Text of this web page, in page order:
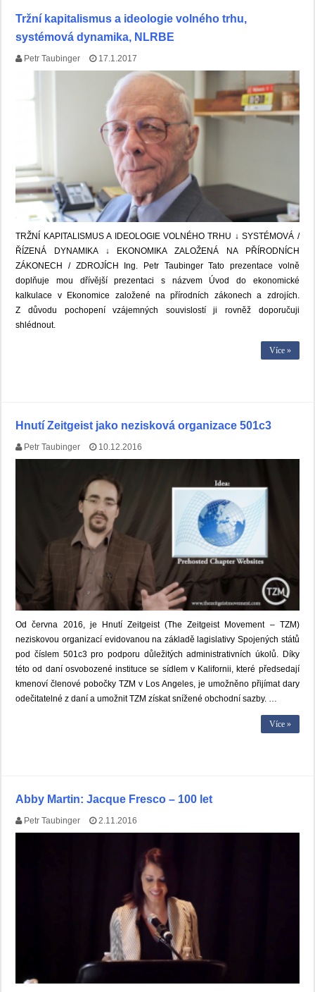
Tržní kapitalismus a ideologie volného trhu,
systémová dynamika, NLRBE
Petr Taubinger 17.1.2017
TRŽNÍ KAPITALISMUS A IDEOLOGIE VOLNÉHO TRHU ↓ SYSTÉMOVÁ /
ŘÍZENÁ DYNAMIKA ↓ EKONOMIKA ZALOŽENÁ NA PŘÍRODNÍCH
ZÁKONECH / ZDROJÍCH Ing. Petr Taubinger Tato prezentace volně
doplňuje mou dřívější prezentaci s názvem Úvod do ekonomické
kalkulace v Ekonomice založené na přírodních zákonech a zdrojích.
Z důvodu pochopení vzájemných souvislostí ji rovněž doporučuji
shlédnout.
Více »
Hnutí Zeitgeist jako nezisková organizace 501c3
Petr Taubinger 10.12.2016
Od června 2016, je Hnutí Zeitgeist (The Zeitgeist Movement – TZM)
neziskovou organizací evidovanou na základě lagislativy Spojených států
pod číslem 501c3 pro podporu důležitých administrativních úkolů. Díky
této od daní osvobozené instituce se sídlem v Kalifornii, které předsedají
kmenoví členové pobočky TZM v Los Angeles, je umožněno přijímat dary
odečitatelné z daní a umožnit TZM získat snížené obchodní sazby. …
Více »
Abby Martin: Jacque Fresco – 100 let
Petr Taubinger 2.11.2016